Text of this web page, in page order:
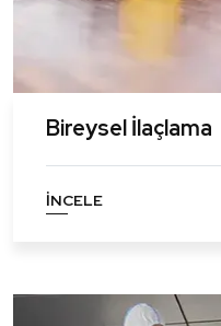
Bireysel İlaçlama
İNCELE